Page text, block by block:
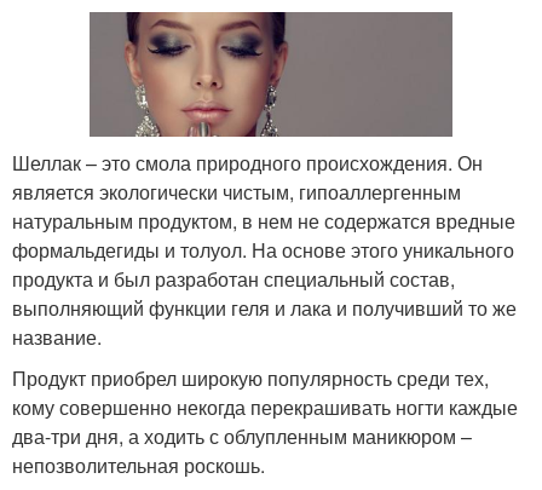
Шеллак – это смола природного происхождения. Он
является экологически чистым, гипоаллергенным
натуральным продуктом, в нем не содержатся вредные
формальдегиды и толуол. На основе этого уникального
продукта и был разработан специальный состав,
выполняющий функции геля и лака и получивший то же
название.
Продукт приобрел широкую популярность среди тех,
кому совершенно некогда перекрашивать ногти каждые
два-три дня, а ходить с облупленным маникюром –
непозволительная роскошь.